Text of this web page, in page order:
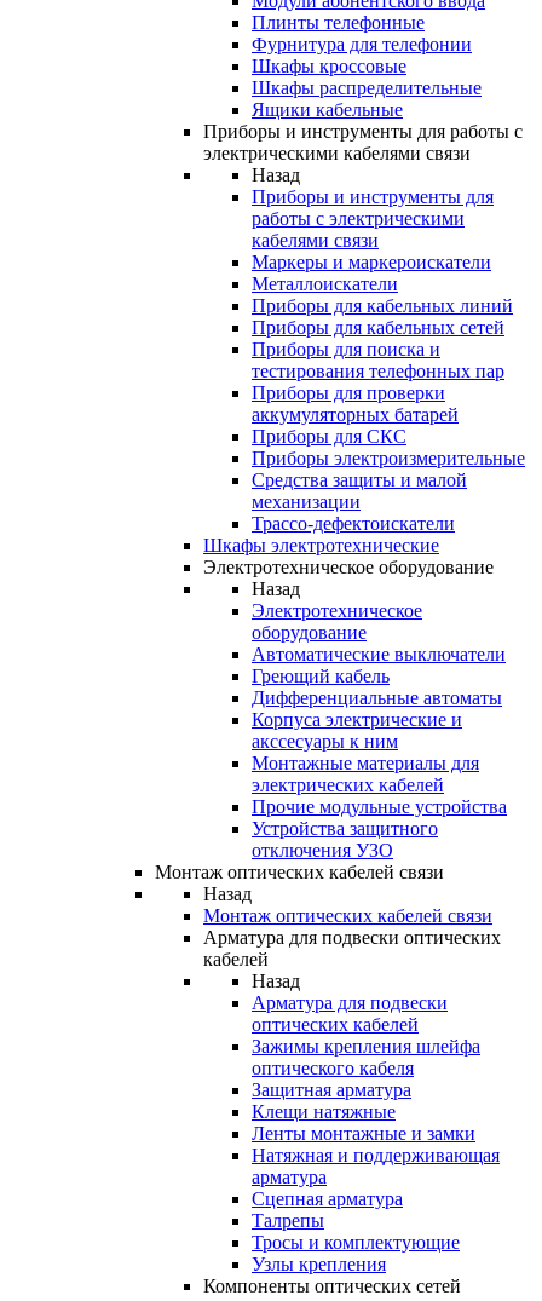
Плинты телефонные
Фурнитура для телефонии
Шкафы кроссовые
Шкафы распределительные
Ящики кабельные
Приборы и инструменты для работы с
электрическими кабелями связи
Назад
Приборы и инструменты для
работы с электрическими
кабелями связи
Маркеры и маркероискатели
Металлоискатели
Приборы для кабельных линий
Приборы для кабельных сетей
Приборы для поиска и
тестирования телефонных пар
Приборы для проверки
аккумуляторных батарей
Приборы для СКС
Приборы электроизмерительные
Средства защиты и малой
механизации
Трассо-дефектоискатели
Шкафы электротехнические
Электротехническое оборудование
Назад
Электротехническое
оборудование
Автоматические выключатели
Греющий кабель
Дифференциальные автоматы
Корпуса электрические и
акссесуары к ним
Монтажные материалы для
электрических кабелей
Прочие модульные устройства
Устройства защитного
отключения УЗО
Монтаж оптических кабелей связи
Назад
Монтаж оптических кабелей связи
Арматура для подвески оптических
кабелей
Назад
Арматура для подвески
оптических кабелей
Зажимы крепления шлейфа
оптического кабеля
Защитная арматура
Клещи натяжные
Ленты монтажные и замки
Натяжная и поддерживающая
арматура
Сцепная арматура
Талрепы
Тросы и комплектующие
Узлы крепления
Компоненты оптических сетей